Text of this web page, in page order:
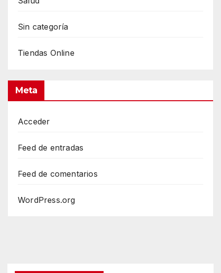
Sin categoría
Tiendas Online
Meta
Acceder
Feed de entradas
Feed de comentarios
WordPress.org